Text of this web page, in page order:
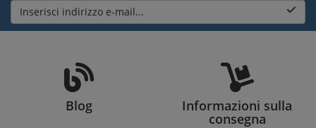
Inserisci indirizzo e-mail...
Blog Informazioni sulla
consegna